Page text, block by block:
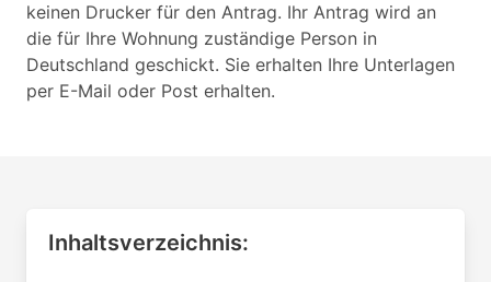
keinen Drucker für den Antrag. Ihr Antrag wird an
die für Ihre Wohnung zuständige Person in
Deutschland geschickt. Sie erhalten Ihre Unterlagen
per E-Mail oder Post erhalten.
Inhaltsverzeichnis: